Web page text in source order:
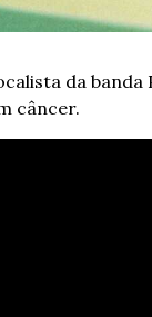
da
câncer.